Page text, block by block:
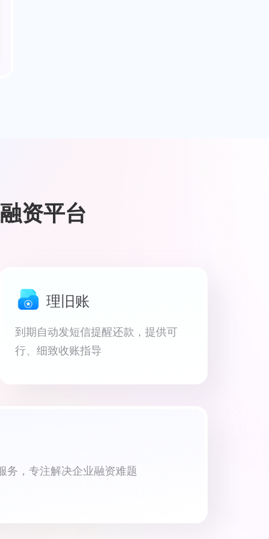
资平台
理旧账
到期自动发短信提醒还款，提供可
行、细致收账指导
务，专注解决企业融资难题